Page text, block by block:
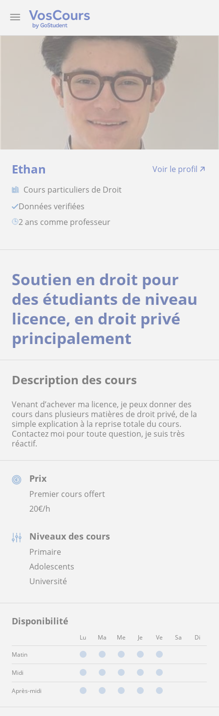
Ethan
Voir le profil
Cours particuliers de Droit
Données verifiées
2 ans comme professeur
Prix
Premier cours offert
20€/h
Niveaux des cours
Primaire
Adolescents
Université
Disponibilité
Lu Ma Me Je Ve Sa Di
Matin
Midi
Après-midi
Soutien en droit pour
des étudiants de niveau
licence, en droit privé
principalement
Description des cours
Venant d’achever ma licence, je peux donner des
cours dans plusieurs matières de droit privé, de la
simple explication à la reprise totale du cours.
Contactez moi pour toute question, je suis très
réactif.